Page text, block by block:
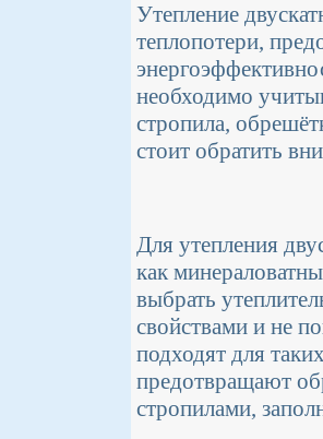
Утепление
теплопотери,
необходимо
стропила,
стоит обратить
Для утепления
как
выбрать
свойствами и не
подходят для
предотвращают
стропилами,